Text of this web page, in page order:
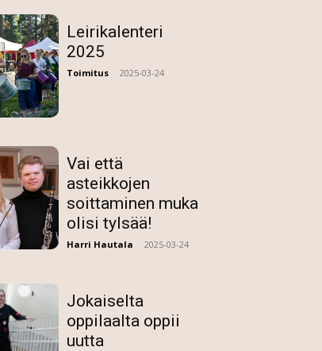
Leirikalenteri
2025
Toimitus - 2025-03-24
Vai että
asteikkojen
soittaminen muka
olisi tylsää!
Harri Hautala - 2025-03-24
Jokaiselta
oppilaalta oppii
uutta